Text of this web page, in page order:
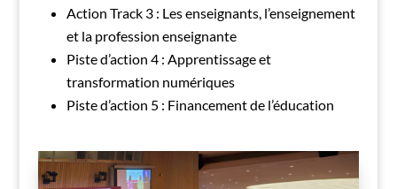
Action Track 3 : Les enseignants, l’enseignement
et la profession enseignante
Piste d’action 4 : Apprentissage et
transformation numériques
Piste d’action 5 : Financement de l’éducation